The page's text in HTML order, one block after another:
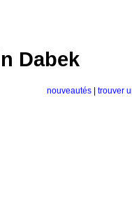
Dabek
nouveautés
trouver